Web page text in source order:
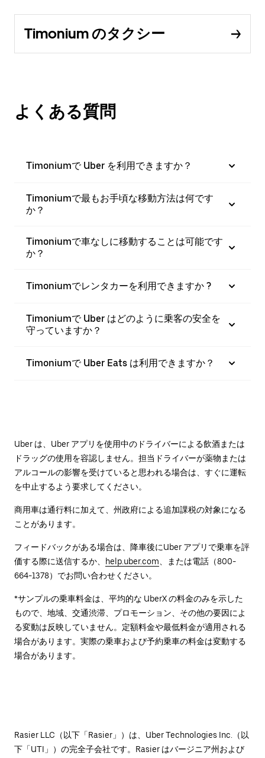
Timonium のタクシー
よくある質問
Timoniumで Uber を利用できますか？
Timoniumで最もお手頃な移動方法は何です
か？
Timoniumで車なしに移動することは可能です
か？
Timoniumでレンタカーを利用できますか ?
Timoniumで Uber はどのように乗客の安全を
守っていますか？
Timoniumで Uber Eats は利用できますか？
Uber は、Uber アプリを使用中のドライバーによる飲酒または
ドラッグの使用を容認しません。担当ドライバーが薬物または
アルコールの影響を受けていると思われる場合は、すぐに運転
を中止するよう要求してください。
商用車は通行料に加えて、州政府による追加課税の対象になる
ことがあります。
フィードバックがある場合は、降車後に⁠Uber アプリで乗車を評
価する際に送信するか、
help.uber.com 、または電話（800-
664-1378）でお問い合わせください。
*サンプルの乗車料金は、平均的な UberX の料金のみを示した
もので、地域、交通渋滞、プロモーション、その他の要因によ
る変動は反映していません。定額料金や最低料金が適用される
場合があります。実際の乗車および予約乗車の料金は変動する
場合があります。
Rasier LLC（以下「Rasier」）は、Uber Technologies Inc.（以
下「UTI」）の完全子会社です。Rasier はバージニア州および